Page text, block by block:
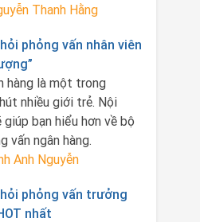
Thanh Hằng
phỏng vấn nhân viên
hàng là một trong
nhiều giới trẻ. Nội
bạn hiểu hơn về bộ
vấn ngân hàng.
Anh Nguyễn
phỏng vấn trưởng
nhất